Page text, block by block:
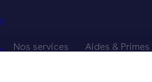
Nos services Aides & Primes